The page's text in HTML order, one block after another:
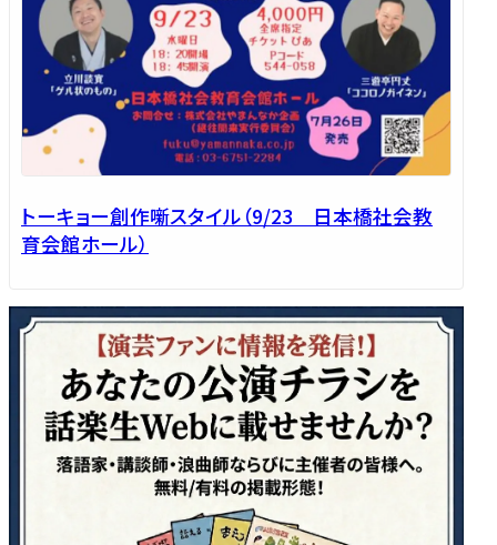
トーキョー創作噺スタイル（9/23 日本橋社会教
育会館ホール）